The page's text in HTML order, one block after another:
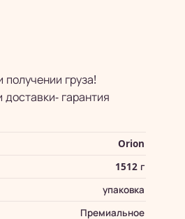
груза!
гарантия
Orion
1512 г
упаковка
Премиальное